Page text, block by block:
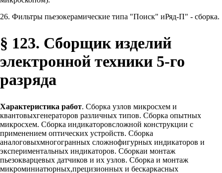
26. Фильтры пьезокерамические типа "Поиск" иРяд-П" - сборка.
§ 123. Сборщик изделий
электронной техники 5-го
разряда
Характеристика работ. Сборка узлов микросхем и
квантовыхгенераторов различных типов. Сборка опытных
микросхем. Сборка индикаторовсложной конструкции с
применением оптических устройств. Сборка
аналоговыхмногогранных сложнофигурных индикаторов и
экспериментальных индикаторов. Сборкаи монтаж
пьезокварцевых датчиков и их узлов. Сборка и монтаж
микроминиатюрных,прецизионных и бескаркасных